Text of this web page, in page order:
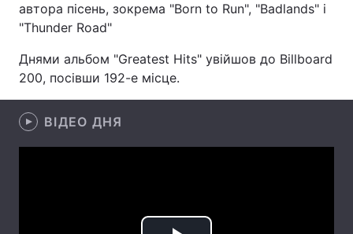
Техно і зв'язок
Зброя Інциденти
Цікавинки
автора пісень, зокрема "Born to Run", "Badlands" і
"Thunder Road"
Днями альбом "Greatest Hits" увійшов до Billboard
200, посівши 192-е місце.
ВІДЕО ДНЯ